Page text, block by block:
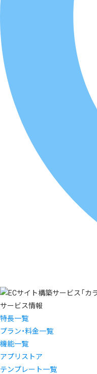
サービス情報
特長一覧
プラン・料金一覧
機能一覧
アプリストア
テンプレート一覧